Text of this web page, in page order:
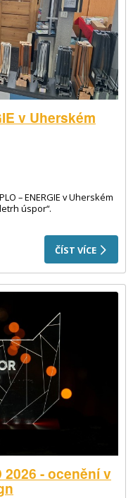
v Uherském
– ENERGIE v Uherském
úspor“.
ČÍST VÍCE
2026 - ocenění v